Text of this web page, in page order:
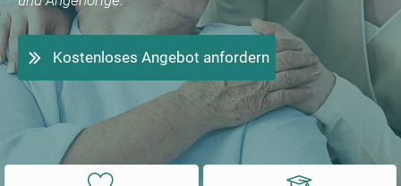
Kostenloses Angebot anfordern